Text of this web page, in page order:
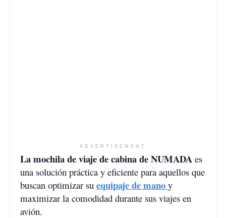
ADVERTISEMENT
La mochila de viaje de cabina de NUMADA es
una solución práctica y eficiente para aquellos que
buscan optimizar su equipaje de mano y
maximizar la comodidad durante sus viajes en
avión.